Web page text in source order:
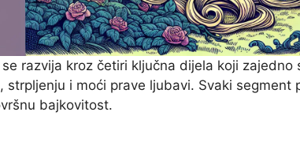
razvija kroz četiri ključna dijela koji
strpljenju i moći prave ljubavi. Svaki segment
bajkovitost.